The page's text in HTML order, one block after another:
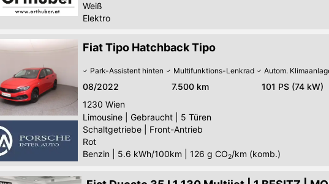
Weiß
Elektro
Fiat Tipo Hatchback Tipo
Park-Assistent hinten Multifunktions-Lenkrad Autom.
08/2022 7.500 km 101 PS (74 kW)
1230 Wien
Limousine
Gebraucht
5 Türen
Schaltgetriebe
Front-Antrieb
Rot
Benzin
5.6 kWh/100km 126 g CO2/km (komb.)